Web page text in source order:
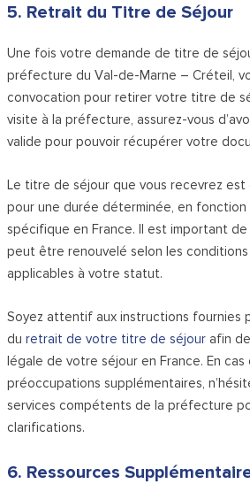
5. Retrait du Titre de Séjour
Une fois votre demande de titre de
préfecture du Val-de-Marne – Créteil,
convocation pour retirer votre titre de
visite à la préfecture, assurez-vous
valide pour pouvoir récupérer votre
Le titre de séjour que vous recevrez est
pour une durée déterminée, en
spécifique en France. Il est important
peut être renouvelé selon les
applicables à votre statut.
Soyez attentif aux instructions fournies
duretrait de votre titre de séjour afin
légale de votre séjour en France. En
préoccupations supplémentaires,
services compétents de la préfecture
clarifications.
6. Ressources